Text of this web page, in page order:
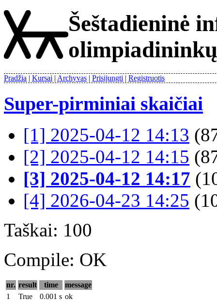
Šeštadieninė
Pradžia Kursai Archyvas Prisijungti Registruotis
Super-pirminiai skaičiai
[1] 2025-04-12 14:13
[2] 2025-04-12 14:15
[3] 2025-04-12 14:17
[4] 2026-04-23 14:25
Taškai: 100
Compile: OK
nr. result time
message
1
True 0.001 s ok